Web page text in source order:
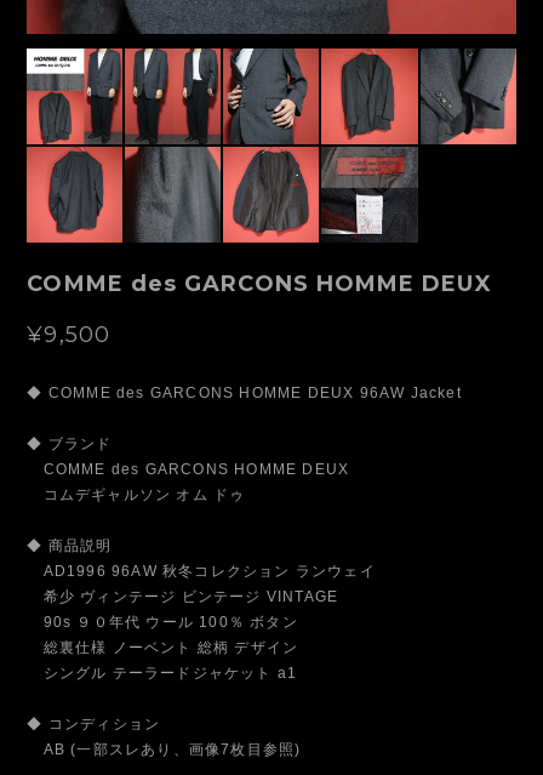
COMME des GARCONS HOMME DEUX
¥9,500
◆ COMME des GARCONS HOMME DEUX 96AW Jacket
◆ ブランド
COMME des GARCONS HOMME DEUX
コムデギャルソン オム ドゥ
◆ 商品説明
AD1996 96AW 秋冬コレクション ランウェイ
希少 ヴィンテージ ビンテージ VINTAGE
90s ９０年代 ウール 100％ ボタン
総裏仕様 ノーベント 総柄 デザイン
シングル テーラードジャケット a1
◆ コンディション
AB (一部スレあり、画像7枚目参照)